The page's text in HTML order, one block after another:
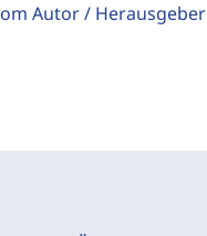
Autor / Herausgeber